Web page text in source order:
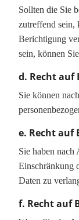
Sollten die Sie
zutreffend sein,
Berichtigung
sein, können
d. Recht auf
Sie können
e. Recht auf
Sie haben
Einschränkung
Daten zu
f. Recht auf